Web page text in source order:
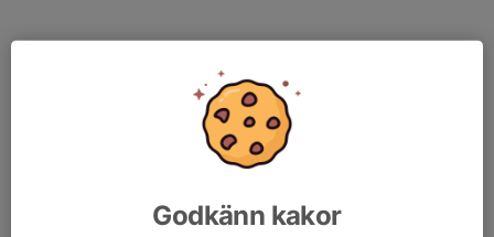
Godkänn kakor